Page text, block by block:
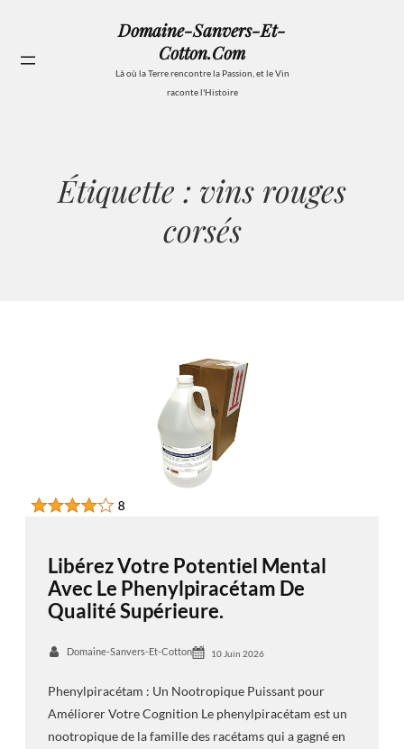
contenu
Domaine-Sanvers-Et-
Cotton.com
Là où la Terre rencontre la Passion, et le Vin
raconte l'Histoire
Étiquette : vins rouges
corsés
Libérez Votre Potentiel Mental
Avec Le Phenylpiracétam De
Qualité Supérieure.
Domaine-Sanvers-Et-Cotton 10 Juin 2026
Phenylpiracétam : Un Nootropique Puissant pour
Améliorer Votre Cognition Le phenylpiracétam est un
nootropique de la famille des racétams qui a gagné en